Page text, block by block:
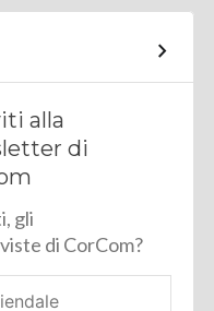
alla
di
gli
di CorCom?